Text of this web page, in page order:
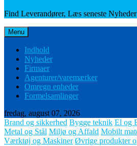
Find Leverandører, Læs seneste
Menu
Indhold
Nyheder
Firmaer
Agenturer/varemærker
Omregn enheder
Formelsamlinger
fredag, august 07, 2026
Brand og sikkerhed Bygge teknik El og
Metal og Stål Miljø og Affald Mobilt
Værktøj og Maskiner Øvrige produkter